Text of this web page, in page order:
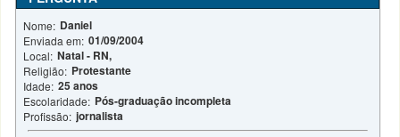
Nome: Daniel
Enviada em: 01/09/2004
Local: Natal - RN,
Religião: Protestante
Idade: 25 anos
Escolaridade: Pós-graduação incompleta
Profissão: jornalista